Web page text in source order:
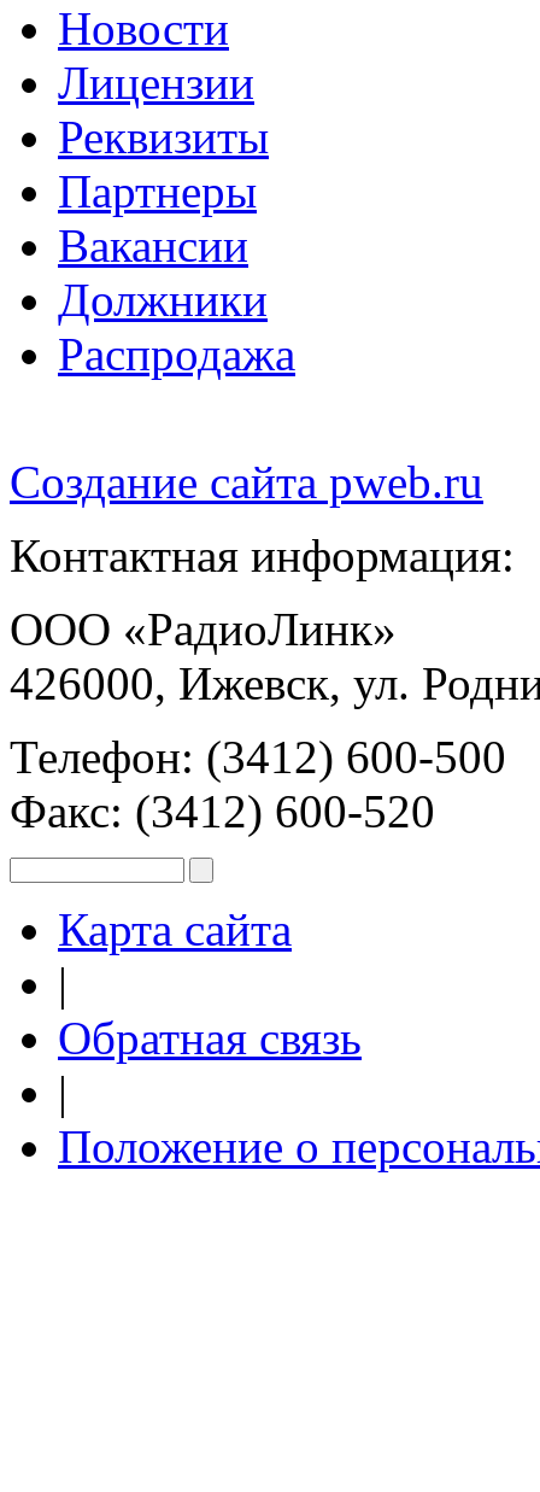
Новости
Лицензии
Реквизиты
Партнеры
Вакансии
Должники
Распродажа
Создание сайта pweb.ru
Контактная информация:
ООО «РадиоЛинк»
426000, Ижевск, ул.
Телефон: (3412) 600-500
Факс: (3412) 600-520
Карта сайта
|
Обратная связь
|
Положение о